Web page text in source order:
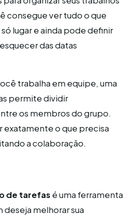
consegue ver tudo o que
lugar e ainda pode definir
das datas
trabalha em equipe, uma
permite dividir
os membros do grupo.
exatamente o que precisa
a colaboração.
de tarefas é uma ferramenta
melhorar sua